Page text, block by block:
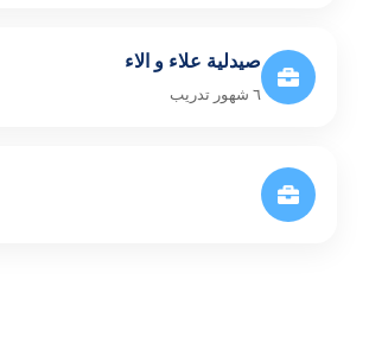
صيدلية علاء و الاء
٦ شهور تدريب